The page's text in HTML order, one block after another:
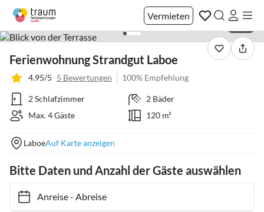
Vermieten
Ferienwohnung Strandgut Laboe
4.95/5 5 Bewertungen 100% Empfehlung
2 Schlafzimmer
2 Bäder
Max. 4 Gäste
120 m²
LaboeAuf Karte anzeigen
Bitte Daten und Anzahl der Gäste auswählen
Anreise- Abreise